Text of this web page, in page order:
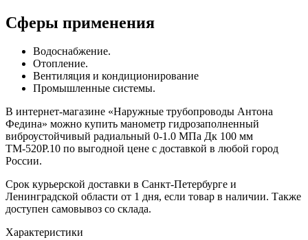
Сферы применения
Водоснабжение.
Отопление.
Вентиляция и кондиционирование
Промышленные системы.
В интернет-магазине «Наружные трубопроводы Антона
Федина» можно купить манометр гидрозаполненный
виброустойчивый радиальный 0-1.0 МПа Дк 100 мм
ТМ-520P.10 по выгодной цене с доставкой в любой город
России.
Срок курьерской доставки в Санкт-Петербурге и
Ленинградской области от 1 дня, если товар в наличии. Также
доступен самовывоз со склада.
Характеристики